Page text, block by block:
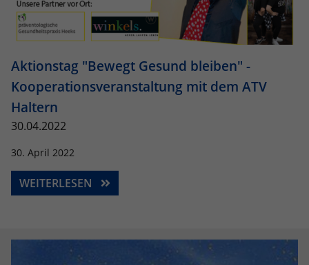
Aktionstag "Bewegt Gesund bleiben" -
Kooperationsveranstaltung mit dem ATV
Haltern
30.04.2022
30. April 2022
WEITERLESEN